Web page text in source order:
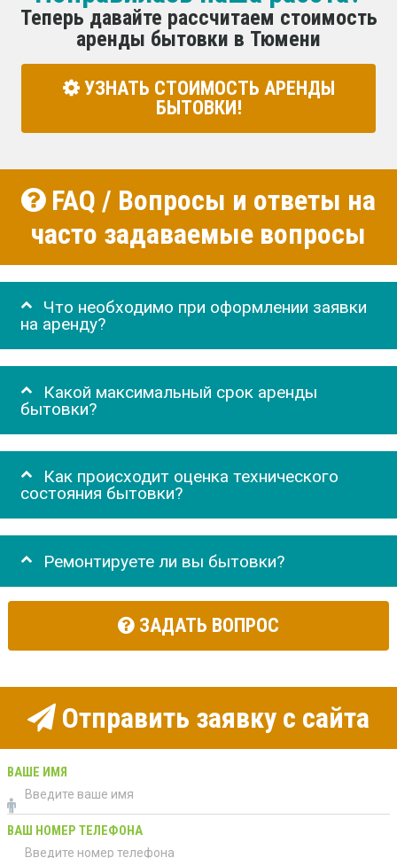
Теперь давайте рассчитаем стоимость
аренды бытовки в Тюмени
УЗНАТЬ СТОИМОСТЬ АРЕНДЫ
БЫТОВКИ!
FAQ / Вопросы и ответы на
часто задаваемые вопросы
Что необходимо при оформлении заявки
на аренду?
Какой максимальный срок аренды
бытовки?
Как происходит оценка технического
состояния бытовки?
Ремонтируете ли вы бытовки?
ЗАДАТЬ ВОПРОС
Отправить заявку с сайта
ВАШЕ ИМЯ
ВАШ НОМЕР ТЕЛЕФОНА